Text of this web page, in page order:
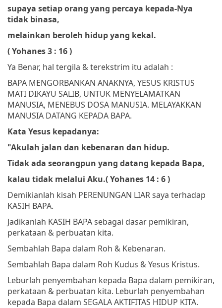
supaya setiap orang yang percaya kepada-Nya
tidak binasa,
melainkan beroleh hidup yang kekal.
( Yohanes 3 : 16 )
Ya Benar, hal tergila & terekstrim itu adalah :
BAPA MENGORBANKAN ANAKNYA, YESUS KRISTUS
MATI DIKAYU SALIB, UNTUK MENYELAMATKAN
MANUSIA, MENEBUS DOSA MANUSIA. MELAYAKKAN
MANUSIA DATANG KEPADA BAPA.
Kata Yesus kepadanya:
"Akulah jalan dan kebenaran dan hidup.
Tidak ada seorangpun yang datang kepada Bapa,
kalau tidak melalui Aku.(Yohanes 14 : 6 )
Demikianlah kisah PERENUNGAN LIAR saya terhadap
KASIH BAPA.
Jadikanlah KASIH BAPA sebagai dasar pemikiran,
perkataan & perbuatan kita.
Sembahlah Bapa dalam Roh & Kebenaran.
Sembahlah Bapa dalam Roh Kudus & Yesus Kristus.
Leburlah penyembahan kepada Bapa dalam pemikiran,
perkataan & perbuatan kita. Leburlah penyembahan
kepada Bapa dalam SEGALA AKTIFITAS HIDUP KITA.